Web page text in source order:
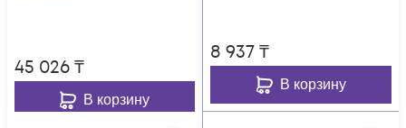
45 026₸
В корзину
8 937₸
В корзину